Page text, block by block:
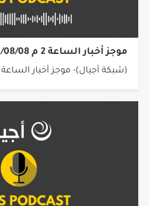
موجز أخبار الساعة 2 م 2026/08/08
(شبكة أجيال)- موجز أخبار الساعة 2 م 2026/08/08